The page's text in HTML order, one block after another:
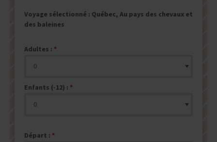
Voyage sélectionné : Québec, Au pays des chevaux et
des baleines
Adultes :
Enfants (-12) :
Départ :